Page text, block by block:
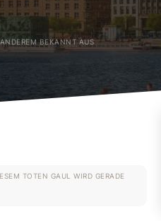
TOTEN GAUL WIRD GERADE